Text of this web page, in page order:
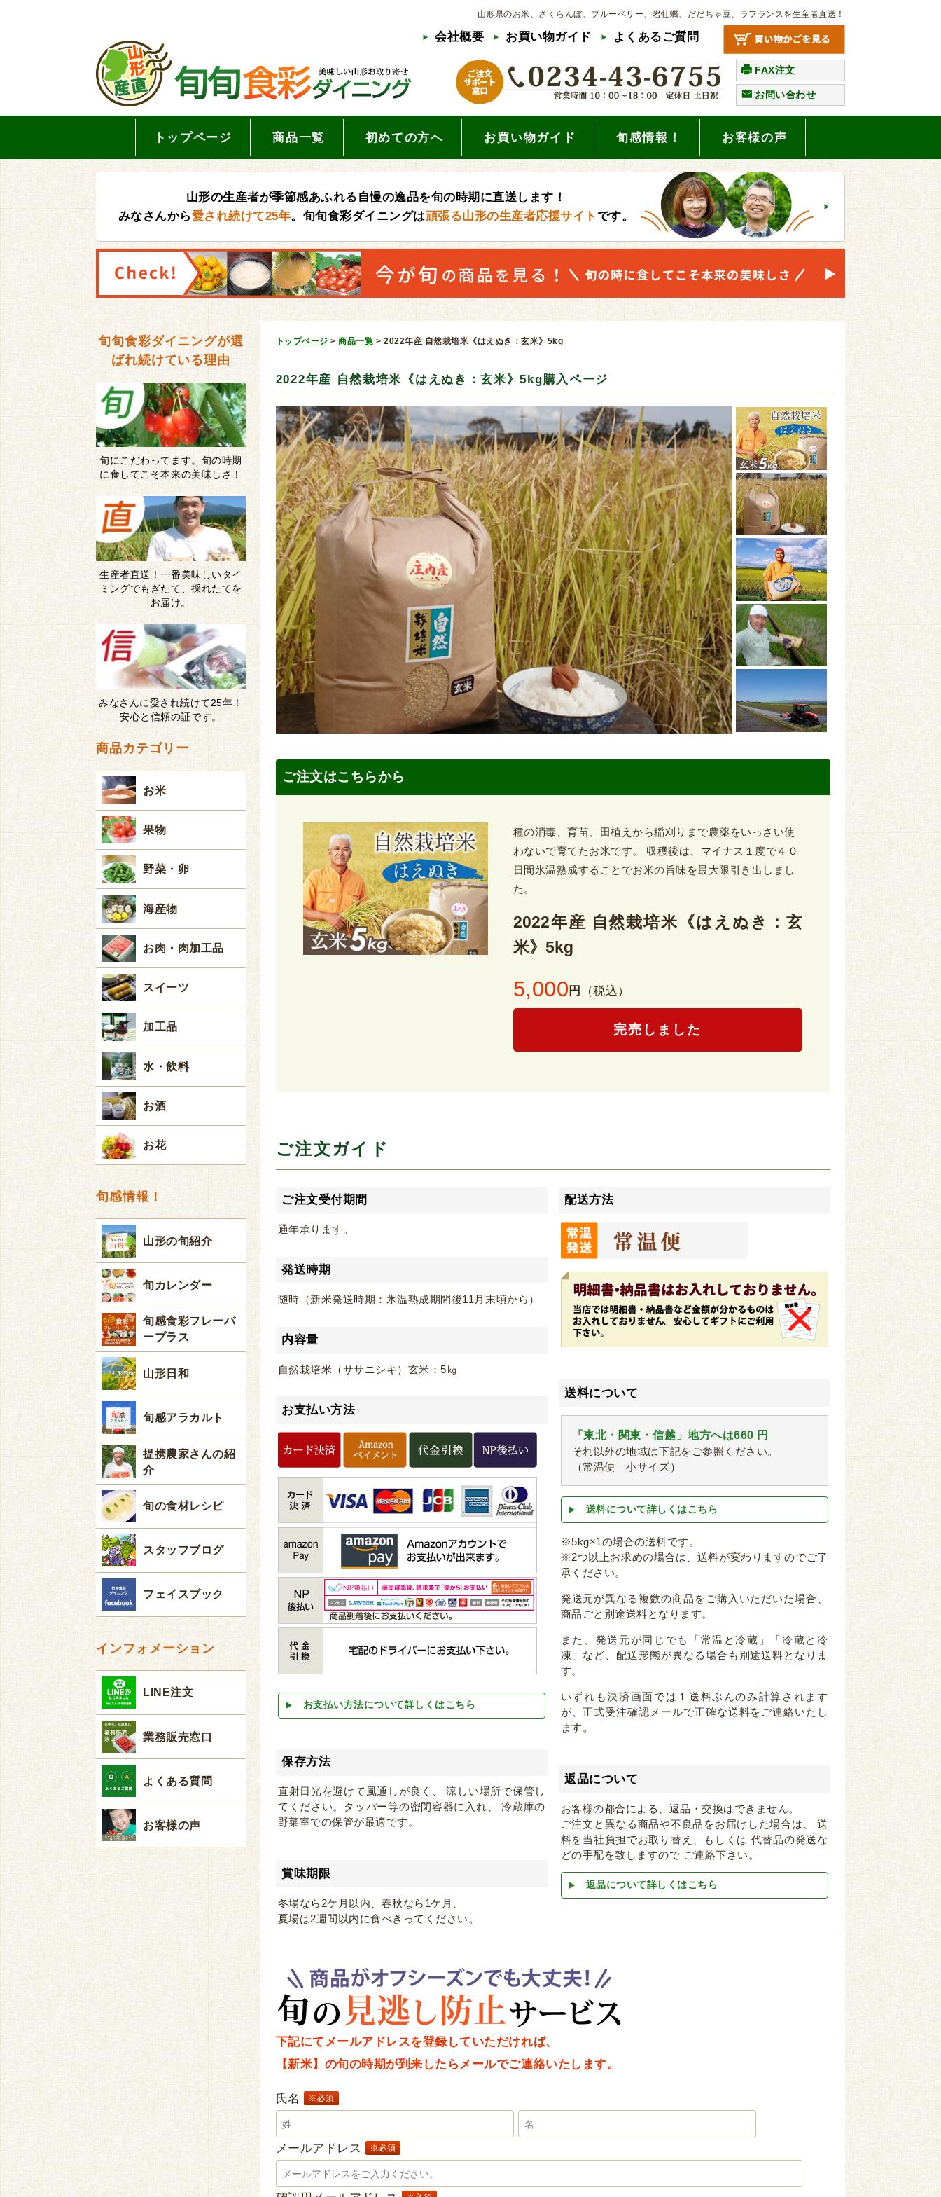
山形県のお米、さくらんぼ、ブルーベリー、岩牡蠣、だだちゃ豆、ラフランスを生産者直送！
会社概要 お買い物ガイド よくあるご質問
FAX注文
お問い合わせ
トップページ 商品一覧 初めての方へ お買い物ガイド 旬感情報！ お客様の声
山形の生産者が季節感あふれる自慢の逸品を旬の時期に直送します！
みなさんから愛され続けて25年。旬旬食彩ダイニングは頑張る山形の生産者応援サイト です。
トップページ >商品一覧 > 2022年産 自然栽培米《はえぬき：玄米》5kg
2022年産 自然栽培米《はえぬき：玄米》5kg購入ページ
ご注文はこちらから
種の消毒、育苗、田植えから稲刈りまで農薬をいっさい使
わないで育てたお米です。 収穫後は、マイナス１度で４０
日間氷温熟成することでお米の旨味を最大限引き出しまし
た。
2022年産 自然栽培米《はえぬき：玄
米》5kg
5,000 円 （税込）
完売しました
ご注文ガイド
ご注文受付期間
通年承ります。
発送時期
随時（新米発送時期：氷温熟成期間後11月末頃から）
内容量
自然栽培米（ササニシキ）玄米：5㎏
お支払い方法
お支払い方法について詳しくはこちら
保存方法
直射日光を避けて風通しが良く、 涼しい場所で保管し
てください。タッパー等の密閉容器に入れ、 冷蔵庫の
野菜室での保管が最適です。
賞味期限
冬場なら2ケ月以内、春秋なら1ケ月、
夏場は2週間以内に食べきってください。
配送方法
送料について
「東北・関東・信越」地方へは660 円
それ以外の地域は下記をご参照ください。
（常温便 小サイズ）
送料について詳しくはこちら
※5kg×1の場合の送料です。
※2つ以上お求めの場合は、送料が変わりますのでご了
承ください。
発送元が異なる複数の商品をご購入いただいた場合、
商品ごと別途送料となります。
また、発送元が同じでも「常温と冷蔵」「冷蔵と冷
凍」など、配送形態が異なる場合も別途送料となりま
す。
いずれも決済画面では１送料ぶんのみ計算されます
が、正式受注確認メールで正確な送料をご連絡いたし
ます。
返品について
お客様の都合による、返品・交換はできません。
ご注文と異なる商品や不良品をお届けした場合は、 送
料を当社負担でお取り替え、もしくは 代替品の発送な
どの手配を致しますので ご連絡下さい。
返品について詳しくはこちら
下記にてメールアドレスを登録していただければ、
【新米】の旬の時期が到来したらメールでご連絡いたします。
氏名
メールアドレス
旬旬食彩ダイニングが選
ばれ続けている理由
旬にこだわってます。旬の時期
に食してこそ本来の美味しさ！
生産者直送！一番美味しいタイ
ミングでもぎたて、採れたてを
お届け。
みなさんに愛され続けて25年！
安心と信頼の証です。
商品カテゴリー
お米
果物
野菜・卵
海産物
お肉・肉加工品
スイーツ
加工品
水・飲料
お酒
お花
旬感情報！
山形の旬紹介
旬カレンダー
旬感食彩フレーバ
ープラス
山形日和
旬感アラカルト
提携農家さんの紹
介
旬の食材レシピ
スタッフブログ
フェイスブック
インフォメーション
LINE注文
業務販売窓口
よくある質問
お客様の声